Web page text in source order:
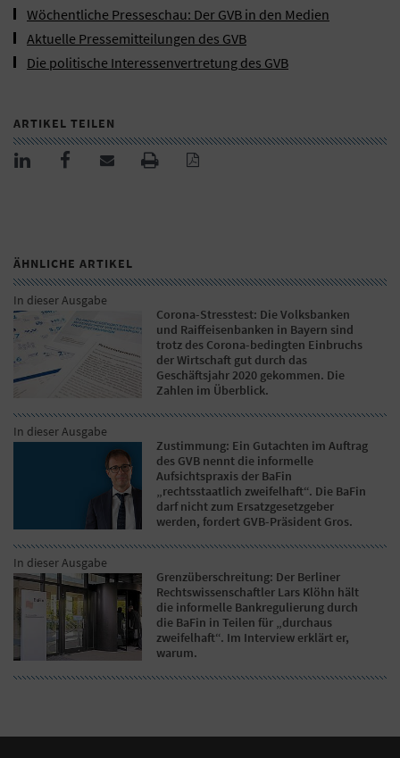
Wöchentliche Presseschau: Der GVB in den Medien
Aktuelle Pressemitteilungen des GVB
Die politische Interessenvertretung des GVB
ARTIKEL TEILEN
ÄHNLICHE ARTIKEL
In dieser Ausgabe
Corona-Stresstest: Die Volksbanken
und Raiffeisenbanken in Bayern sind
trotz des Corona-bedingten Einbruchs
der Wirtschaft gut durch das
Geschäftsjahr 2020 gekommen. Die
Zahlen im Überblick.
In dieser Ausgabe
Zustimmung: Ein Gutachten im Auftrag
des GVB nennt die informelle
Aufsichtspraxis der BaFin
„rechtsstaatlich zweifelhaft“. Die BaFin
darf nicht zum Ersatzgesetzgeber
werden, fordert GVB-Präsident Gros.
In dieser Ausgabe
Grenzüberschreitung: Der Berliner
Rechtswissenschaftler Lars Klöhn hält
die informelle Bankregulierung durch
die BaFin in Teilen für „durchaus
zweifelhaft“. Im Interview erklärt er,
warum.